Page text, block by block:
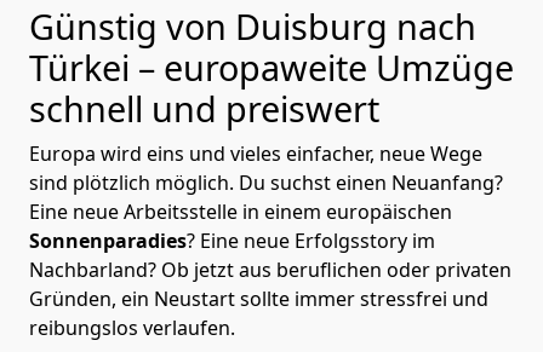
Günstig von Duisburg nach
Türkei – europaweite Umzüge
schnell und preiswert
Europa wird eins und vieles einfacher, neue Wege
sind plötzlich möglich. Du suchst einen Neuanfang?
Eine neue Arbeitsstelle in einem europäischen
Sonnenparadies? Eine neue Erfolgsstory im
Nachbarland? Ob jetzt aus beruflichen oder privaten
Gründen, ein Neustart sollte immer stressfrei und
reibungslos verlaufen.